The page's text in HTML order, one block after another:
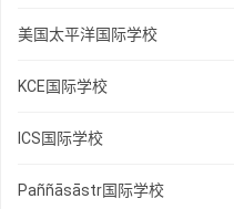
美国太平洋国际学校
KCE国际学校
ICS国际学校
Paññāsāstr国际学校